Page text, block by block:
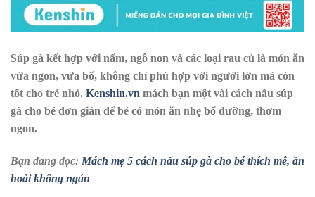
Súp gà kết hợp với nấm, ngô non và các loại rau củ là món ăn
vừa ngon, vừa bổ, không chỉ phù hợp với người lớn mà còn
tốt cho trẻ nhỏ. Kenshin.vn mách bạn một vài cách nấu súp
gà cho bé đơn giản để bé có món ăn nhẹ bổ dưỡng, thơm
ngon.
Bạn đang đọc: Mách mẹ 5 cách nấu súp gà cho bé thích mê, ăn
hoài không ngán